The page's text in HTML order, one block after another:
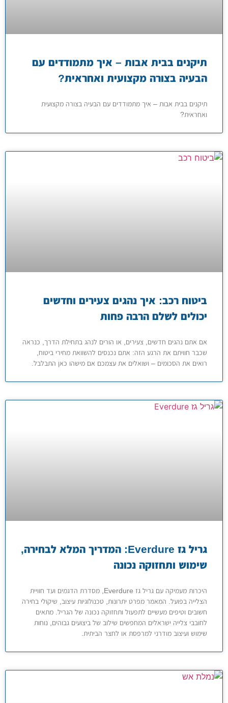
תיקנים בבית אבות – איך מתמודדים עם
הבעיה בצורה מקצועית ואחראית?
תיקנים בבית אבות – איך מתמודדים עם הבעיה בצורה מקצועית
ואחראית?
ביטוח רכב: איך נהגים צעירים וחדשים
יכולים לשלם הרבה פחות
אם אתם נהגים חדשים, צעירים, או הורים לנהג בתחילת הדרך, כנראה
שכבר חוויתם את הרגע הזה: אתם נכנסים להשוואת מחירי ביטוח,
רואים את הסכומים – ושואלים את עצמכם אם מישהו כאן התבלבל.
גריל גז Everdure: המדריך המלא לבחירה,
שימוש ותחזוקה נכונה
היכרות מעמיקה עם גריל גז Everdure, מסדרת הדגמים ועד חוויית
הצלייה בפועל. המאמר מפרט יתרונות, טכנולוגיות עיצוב, שיקולי בחירה
חשובים וטיפים מעשיים לתפעול ותחזוקה נכונה של הגריל. מתאים
לחובבי צלייה ישראלים המחפשים שילוב של ביצועים גבוהים, נוחות
שימוש ועיצוב מודרני למרפסת או לחצר הביתית.